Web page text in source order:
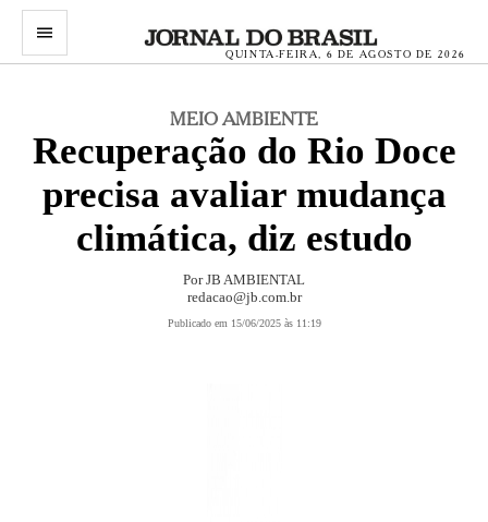
menu
QUINTA-FEIRA, 6 DE AGOSTO DE 2026
MEIO AMBIENTE
Recuperação do Rio Doce
precisa avaliar mudança
climática, diz estudo
Por JB AMBIENTAL
redacao@jb.com.br
Publicado em 15/06/2025 às 11:19